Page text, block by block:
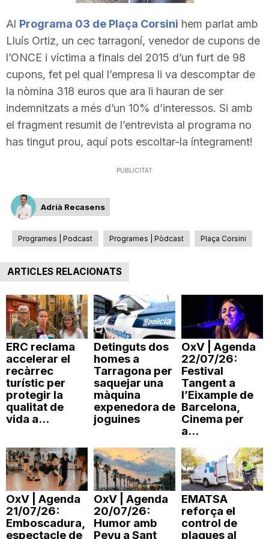
a
r
r
g
o
n
a
Al Programa 03 de Plaça Corsini hem parlat amb
Lluís Ortiz, un cec tarragoní, venedor de cupons de
l’ONCE i víctima a finals del 2015 d’un furt de 98
cupons, fet pel qual l’empresa li va descomptar de
la nòmina 318 euros que ara li hauran de ser
indemnitzats a més d’un 10% d’interessos. Si amb
el fragment resumit de l’entrevista al programa no
has tingut prou, aquí pots escoltar-la íntegrament!
PUBLICITAT
Adrià Recasens
Programes | Podcast Programes | Pòdcast Plaça Corsini
ARTICLES RELACIONATS
ERC reclama
accelerar el
recàrrec
turístic per
protegir la
qualitat de
vida a...
Detinguts dos
homes a
Tarragona per
saquejar una
màquina
expenedora de
joguines
OxV | Agenda
22/07/26:
Festival
Tangent a
l’Eixample de
Barcelona,
Cinema per
a...
OxV | Agenda
21/07/26:
Emboscadura,
espectacle de
OxV | Agenda
20/07/26:
Humor amb
Peyu a Sant
EMATSA
reforça el
control de
plagues al